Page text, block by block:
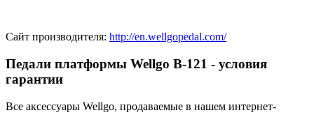
Сайт производителя: http://en.wellgopedal.com/
Педали платформы Wellgo B-121 - условия
гарантии
Все аксессуары Wellgo, продаваемые в нашем интернет-